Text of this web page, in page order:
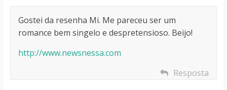
Gostei da resenha Mi. Me pareceu ser um
romance bem singelo e despretensioso. Beijo!
http://www.newsnessa.com
Resposta